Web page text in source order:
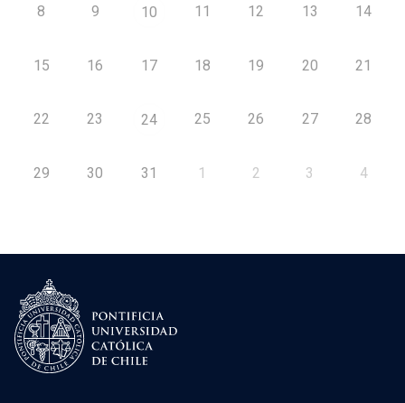
8 9 10 11 12 13 14
15 16 17 18 19 20 21
22 23 24 25 26 27 28
29 30 31 1 2 3 4